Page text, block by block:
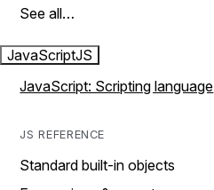
See all…
JavaScriptJS
JavaScript: Scripting language
JS REFERENCE
Standard built-in objects